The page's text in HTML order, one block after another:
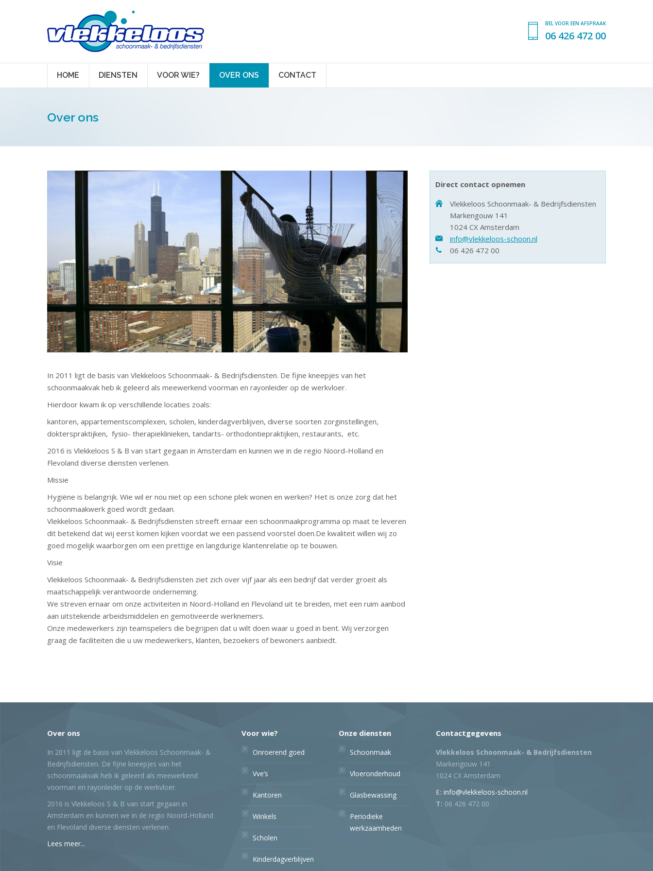
BEL VOOR EEN AFSPRAAK
06 426 472 00
HOME DIENSTEN VOOR WIE? OVER ONS CONTACT
Over ons
In 2011 ligt de basis van Vlekkeloos Schoonmaak- & Bedrijfsdiensten. De fijne kneepjes van het
schoonmaakvak heb ik geleerd als meewerkend voorman en rayonleider op de werkvloer.
Hierdoor kwam ik op verschillende locaties zoals:
kantoren, appartementscomplexen, scholen, kinderdagverblijven, diverse soorten zorginstellingen,
dokterspraktijken, fysio- therapieklinieken, tandarts- orthodontiepraktijken, restaurants, etc.
2016 is Vlekkeloos S & B van start gegaan in Amsterdam en kunnen we in de regio Noord-Holland en
Flevoland diverse diensten verlenen.
Missie
Hygiëne is belangrijk. Wie wil er nou niet op een schone plek wonen en werken? Het is onze zorg dat het
schoonmaakwerk goed wordt gedaan.
Vlekkeloos Schoonmaak- & Bedrijfsdiensten streeft ernaar een schoonmaakprogramma op maat te leveren
dit betekend dat wij eerst komen kijken voordat we een passend voorstel doen.De kwaliteit willen wij zo
goed mogelijk waarborgen om een prettige en langdurige klantenrelatie op te bouwen.
Visie
Vlekkeloos Schoonmaak- & Bedrijfsdiensten ziet zich over vijf jaar als een bedrijf dat verder groeit als
maatschappelijk verantwoorde onderneming.
We streven ernaar om onze activiteiten in Noord-Holland en Flevoland uit te breiden, met een ruim aanbod
aan uitstekende arbeidsmiddelen en gemotiveerde werknemers.
Onze medewerkers zijn teamspelers die begrijpen dat u wilt doen waar u goed in bent. Wij verzorgen
graag de faciliteiten die u uw medewerkers, klanten, bezoekers of bewoners aanbiedt.
Direct contact opnemen
Vlekkeloos Schoonmaak- & Bedrijfsdiensten
Markengouw 141
1024 CX Amsterdam
info@vlekkeloos-schoon.nl
06 426 472 00
Over ons
In 2011 ligt de basis van Vlekkeloos Schoonmaak- &
Bedrijfsdiensten. De fijne kneepjes van het
schoonmaakvak heb ik geleerd als meewerkend
voorman en rayonleider op de werkvloer.
2016 is Vlekkeloos S & B van start gegaan in
Amsterdam en kunnen we in de regio Noord-Holland
en Flevoland diverse diensten verlenen.
Lees meer...
Voor wie?
Onroerend goed
Vve’s
Kantoren
Winkels
Scholen
Kinderdagverblijven
Onze diensten
Schoonmaak
Vloeronderhoud
Glasbewassing
Periodieke
werkzaamheden
Contactgegevens
Vlekkeloos Schoonmaak- & Bedrijfsdiensten
Markengouw 141
1024 CX Amsterdam
E: info@vlekkeloos-schoon.nl
T: 06 426 472 00